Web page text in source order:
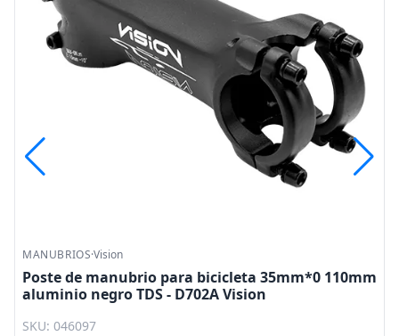
MANUBRIOS·Vision
Poste de manubrio para bicicleta 35mm*0 110mm
aluminio negro TDS - D702A Vision
SKU: 046097